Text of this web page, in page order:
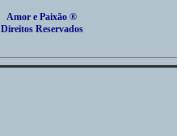
Amor e Paixão ®
Direitos Reservados